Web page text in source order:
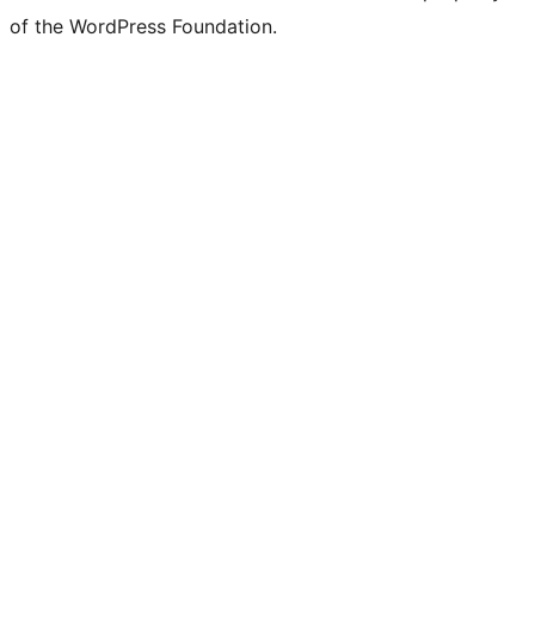
of the WordPress Foundation.